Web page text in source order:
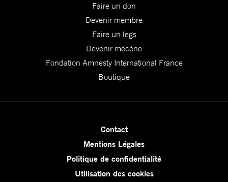
Faire un don
Devenir membre
Faire un legs
Devenir mécène
Fondation Amnesty International France
Boutique
Contact
Mentions Légales
Politique de confidentialité
Utilisation des cookies